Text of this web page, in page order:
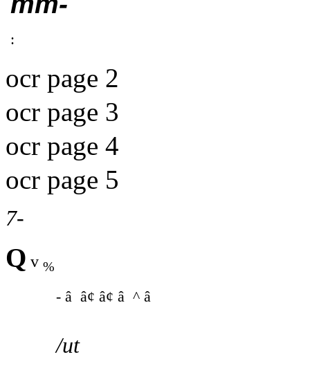
:
ocr page 2
ocr page 3
ocr page 4
ocr page 5
7-
Q v %
- â â¢ â¢ â ^ â
/ut